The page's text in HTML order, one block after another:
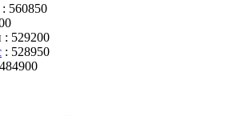
: 560850
: 529200
: 528950